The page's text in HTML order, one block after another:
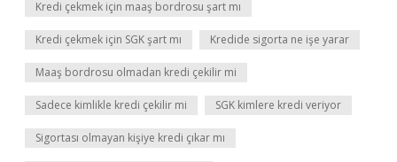
Kredi çekmek için maaş bordrosu şart mı
Kredi çekmek için SGK şart mı Kredide sigorta ne işe yarar
Maaş bordrosu olmadan kredi çekilir mi
Sadece kimlikle kredi çekilir mi SGK kimlere kredi veriyor
Sigortası olmayan kişiye kredi çıkar mı